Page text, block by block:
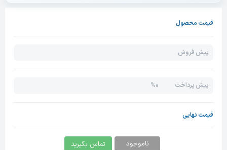
قیمت محصول
پیش فروش
پیش پرداخت 0%
قیمت نهایی
ناموجود تماس بگیرید